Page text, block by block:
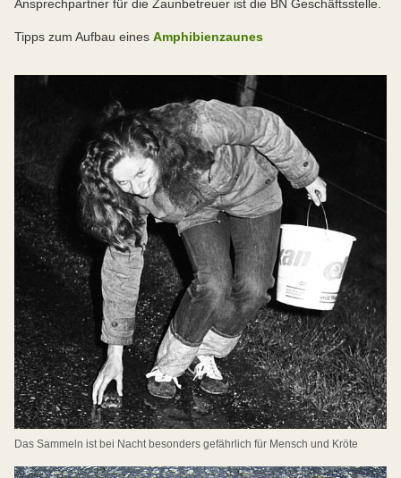
Ansprechpartner für die Zaunbetreuer ist die BN Geschäftsstelle.
Tipps zum Aufbau eines Amphibienzaunes
Das Sammeln ist bei Nacht besonders gefährlich für Mensch und Kröte